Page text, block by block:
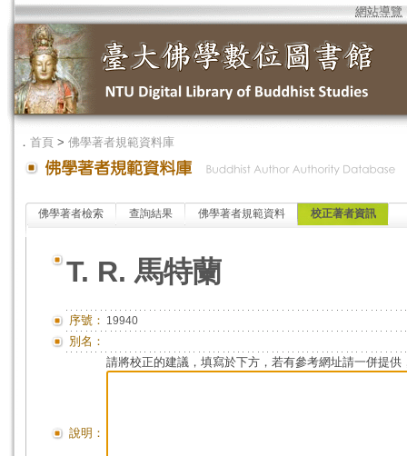
網站導覽
． 首頁 > 佛學著者規範資料庫
佛學著者檢索 查詢結果 佛學著者規範資料 校正著者資訊
T. R. 馬特蘭
序號： 19940
別名：
說明：
請將校正的建議，填寫於下方，若有參考網址請一併提供